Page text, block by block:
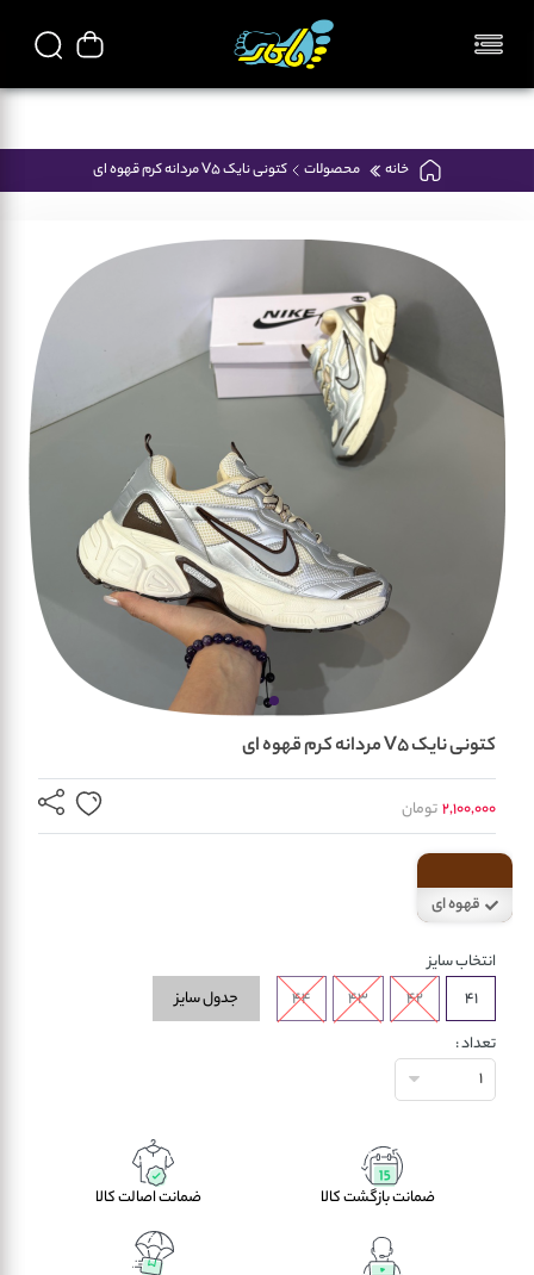
تمامی محصولات فروشگاه پاکار ایرانی میباشد
خانه محصولات کتونی نایک V5 مردانه کرم قهوه ای
کتونی نایک V5 مردانه کرم قهوه ای
2,100,000تومان
قهوه ای
انتخاب سایز
41
42
43
44 جدول سایز
تعداد :
1
ضمانت بازگشت کالا ضمانت اصالت کالا